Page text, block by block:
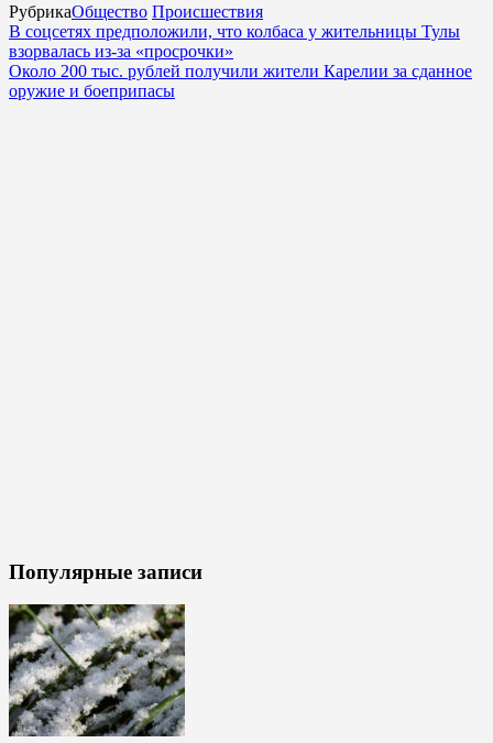
РубрикаОбщество Происшествия
В соцсетях предположили, что колбаса у жительницы Тулы
взорвалась из-за «просрочки»
Около 200 тыс. рублей получили жители Карелии за сданное
оружие и боеприпасы
Популярные записи